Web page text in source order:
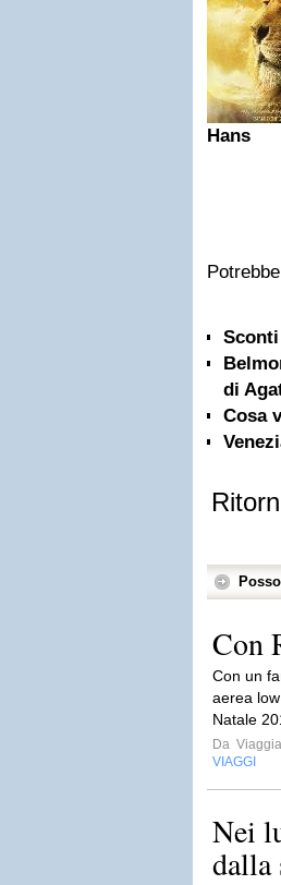
Hans
di
Cosa
Con
Con un
aerea
Natale
Da
VIAGGI
Nei
dalla